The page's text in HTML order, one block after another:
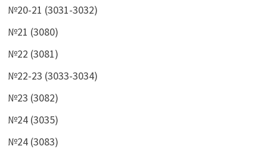
№20-21 (3031-3032)
№21 (3080)
№22 (3081)
№22-23 (3033-3034)
№23 (3082)
№24 (3035)
№24 (3083)